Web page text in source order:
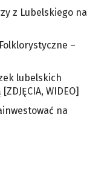
z Lubelskiego na
–
lubelskich
WIDEO]
na